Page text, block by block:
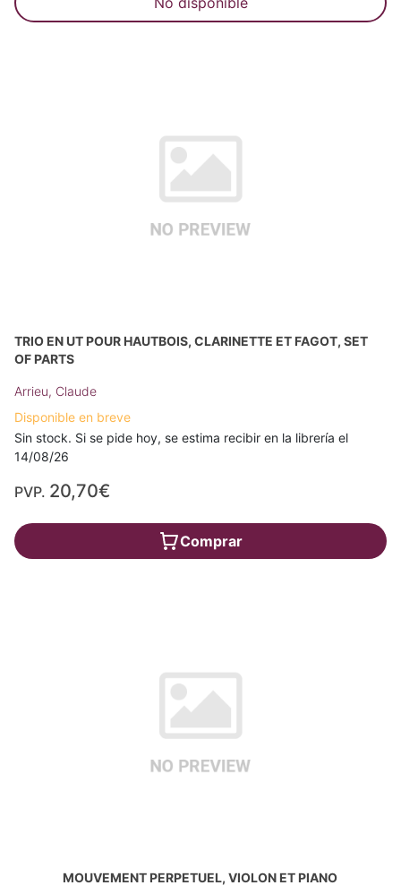
TRIO EN UT POUR HAUTBOIS, CLARINETTE ET FAGOT, SET
OF PARTS
Arrieu, Claude
Disponible en breve
Sin stock. Si se pide hoy, se estima recibir en la librería el
14/08/26
PVP. 20,70€
Comprar
MOUVEMENT PERPETUEL, VIOLON ET PIANO